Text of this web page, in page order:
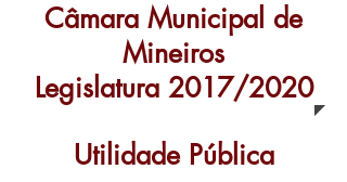
Câmara Municipal de
Mineiros
Legislatura 2017/2020
Utilidade Pública